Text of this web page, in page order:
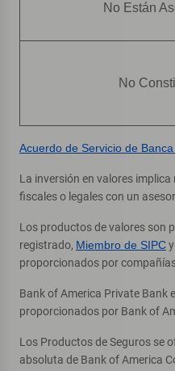
No Están
No
Acuerdo de Servicio de
La inversión en valores
fiscales o legales con un
Los productos de valores son
registrado, Miembro de SIPC
proporcionados por
Bank of America Private Bank
proporcionados por Bank of
Los Productos de Seguros se
absoluta de Bank of America